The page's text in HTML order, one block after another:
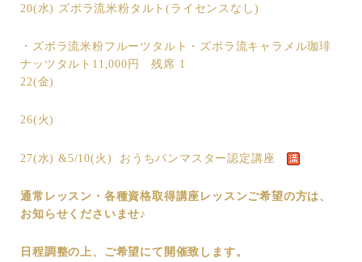
20(水) ズボラ流米粉タルト(ライセンスなし)
・ズボラ流米粉フルーツタルト・ズボラ流キャラメル珈琲
ナッツタルト11,000円 残席 1
22(金)
26(火)
27(水) &5/10(火) おうちパンマスター認定講座
通常レッスン・各種資格取得講座レッスンご希望の方は、
お知らせくださいませ♪
日程調整の上、ご希望にて開催致します。